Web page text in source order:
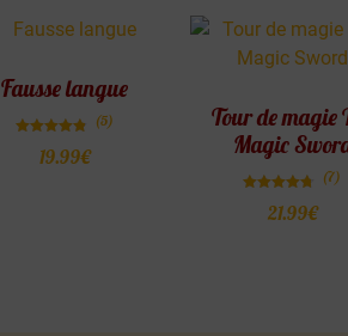
Fausse langue
4.80
(5)
19.99€
Tour de magie
Magic
4.71
(7)
21.99€